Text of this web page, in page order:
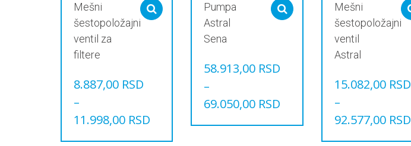
Mešni
šestopoložajni
ventil za
filtere
8.887,00 RSD
–
11.998,00 RSD
Select options
Pumpa
Astral
Sena
58.913,00 RSD
–
69.050,00 RSD
Select options
Mešni
šestopoložajni
ventil
Astral
15.082,00 RSD
–
92.577,00 RSD